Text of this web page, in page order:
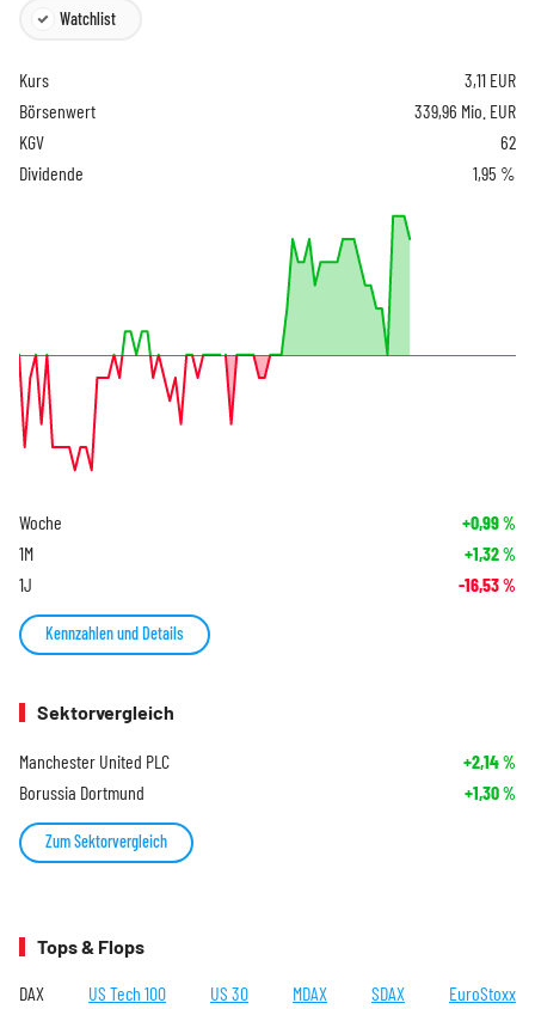
Watchlist
Kurs 3,11 EUR
Börsenwert
339,96 Mio. EUR
KGV
62
Dividende
1,95 %
Woche +0,99%
1M +1,32%
1J -16,53%
Kennzahlen und Details
Sektorvergleich
Manchester United PLC +2,14%
Borussia Dortmund +1,30%
Zum Sektorvergleich
Tops & Flops
DAX US Tech 100 US 30 MDAX SDAX EuroStoxx